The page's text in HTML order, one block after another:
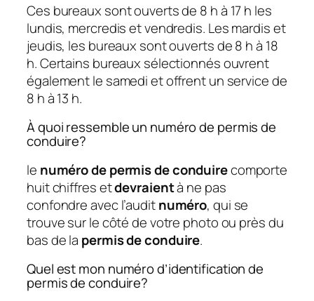
Ces bureaux sont ouverts de 8 h à 17 h les
lundis, mercredis et vendredis. Les mardis et
jeudis, les bureaux sont ouverts de 8 h à 18
h. Certains bureaux sélectionnés ouvrent
également le samedi et offrent un service de
8 h à 13 h.
À quoi ressemble un numéro de permis de
conduire?
le numéro de permis de conduirecomporte
huit chiffres etdevraientà ne pas
confondre avec l’auditnuméro, qui se
trouve sur le côté de votre photo ou près du
bas de la permis de conduire.
Quel est mon numéro d’identification de
permis de conduire?